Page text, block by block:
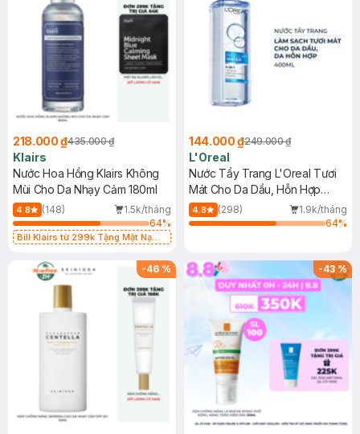
218.000 ₫435.000 ₫
Klairs
Nước Hoa Hồng Klairs Không
Mùi Cho Da Nhạy Cảm 180ml
4.8 (148)
1.5k/tháng
64%
Bill Klairs từ 299k Tặng Mặt Nạ
25ml (SL Có Hạn)
144.000 ₫249.000 ₫
L'Oreal
Nước Tẩy Trang L'Oreal Tươi
Mát Cho Da Dầu, Hỗn Hợp
400ml
4.8 (298)
1.9k/tháng
64%
-46 % -43%